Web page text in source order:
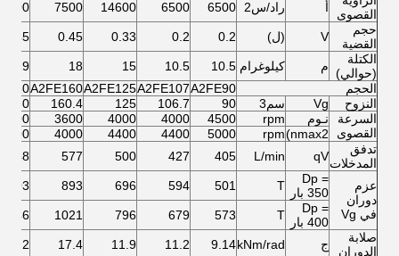
القصوى
أ راد/س2 6500
6500
14600
7500
7500
حجم
القضية
V (ل) 0.2
0.2
0.33
0.45
0.45
الكتلة
(حوالي) م كيلوغرام 10.5
10.5
15
18
19
الحجم
A2FE90
A2FE107
A2FE125
A2FE160
النزوح
Vg سم3 90
106.7
125
160.4
180
السرعة
القصوى
نـوم rpm
4500
4000
4000
3600
3600
nmax2)
rpm
5000
4400
4400
4000
4000
تدفق
المدخلاتqV
L/min
405
427
500
577
648
عزم
دوران
في Vg
Dp =
350 بار
T
501
594
696
893
1003
Dp =
400 بار
T
573
679
796
1021
1146
صلابة
الدوران
ج kNm/rad
9.14
11.2
11.9
17.4
18.2